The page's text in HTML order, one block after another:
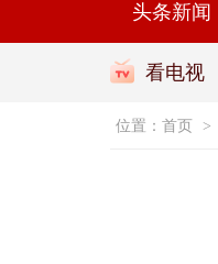
头条新闻
看电视
位置： 首页 >